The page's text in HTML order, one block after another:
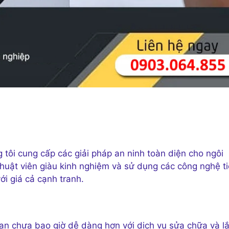
cung cấp các giải pháp an ninh toàn diện cho ngôi
viên giàu kinh nghiệm và sử dụng các công nghệ
giá cả cạnh tranh.
chưa bao giờ dễ dàng hơn với dịch vụ sửa chữa và